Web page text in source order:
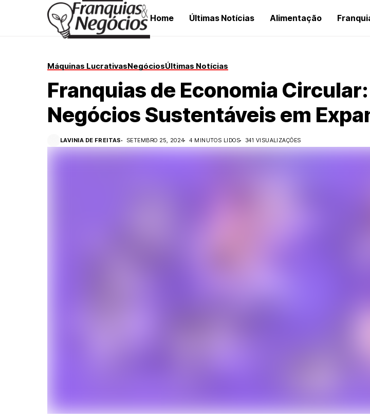
Home Últimas Notícias Alimentação
Máquinas LucrativasNegóciosÚltimas Notícias
Franquias de Economia Circular:
Negócios Sustentáveis em
LAVINIA DE FREITAS SETEMBRO 25, 2024 4 MINUTOS LIDOS 341 VISUALIZAÇÕES